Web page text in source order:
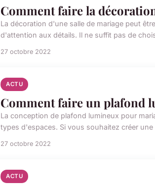
Comment faire la
La décoration d'une salle de mariage peut
d'attention aux détails. Il ne suffit pas de
27 octobre 2022
ACTU
Comment faire un plafond
La conception de plafond lumineux pour
types d'espaces. Si vous souhaitez créer
27 octobre 2022
ACTU